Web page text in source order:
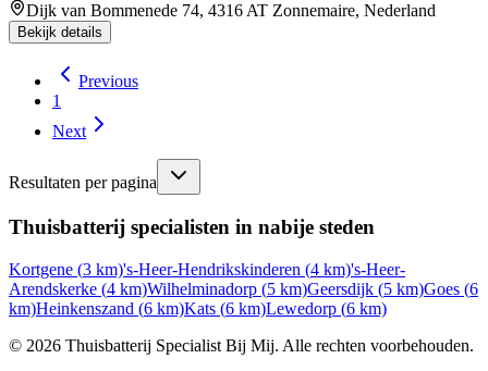
Dijk van Bommenede 74, 4316 AT Zonnemaire, Nederland
Bekijk details
Previous
1
Next
Resultaten per pagina
Thuisbatterij specialisten in nabije steden
Kortgene (3 km)'s-Heer-Hendrikskinderen (4 km)'s-Heer-
Arendskerke (4 km)Wilhelminadorp (5 km)Geersdijk (5 km)Goes (6
km)Heinkenszand (6 km)Kats (6 km)Lewedorp (6 km)
© 2026 Thuisbatterij Specialist Bij Mij. Alle rechten voorbehouden.